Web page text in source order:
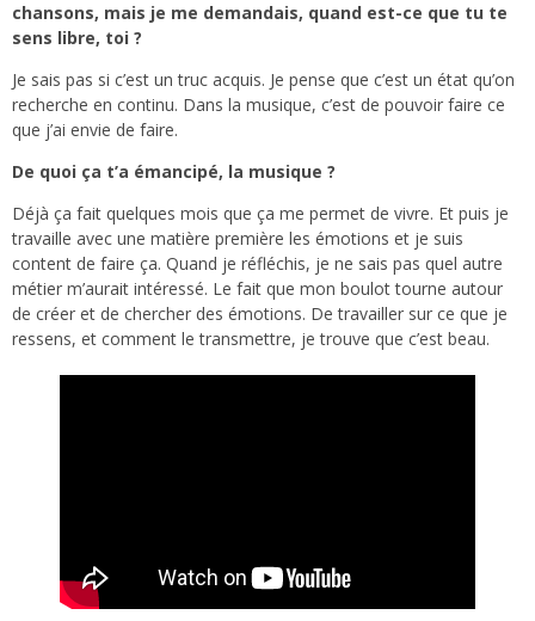
chansons, mais je me demandais, quand est-ce que tu te
sens libre, toi ?
Je sais pas si c’est un truc acquis. Je pense que c’est un état qu’on
recherche en continu. Dans la musique, c’est de pouvoir faire ce
que j’ai envie de faire.
De quoi ça t’a émancipé, la musique ?
Déjà ça fait quelques mois que ça me permet de vivre. Et puis je
travaille avec une matière première les émotions et je suis
content de faire ça. Quand je réfléchis, je ne sais pas quel autre
métier m’aurait intéressé. Le fait que mon boulot tourne autour
de créer et de chercher des émotions. De travailler sur ce que je
ressens, et comment le transmettre, je trouve que c’est beau.